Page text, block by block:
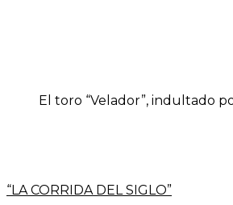
El toro “Velador”, indultado
“LA CORRIDA DEL SIGLO”